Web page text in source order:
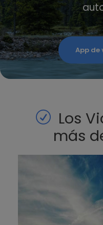
App de
Los
más